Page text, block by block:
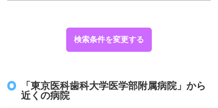
検索条件を変更する
「東京医科歯科大学医学部附属病院」から
近くの病院